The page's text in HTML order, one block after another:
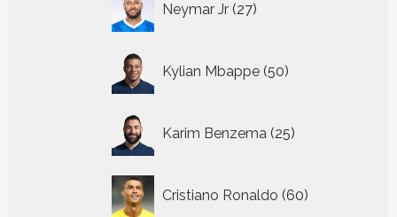
Neymar Jr 27
producten
Kylian Mbappe 50
producten
Karim Benzema 25
producten
Cristiano Ronaldo 60
producten